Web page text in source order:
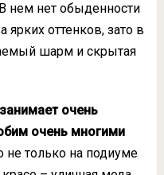
нем нет обыденности
оттенков, зато в
шарм и скрытая
очень
очень многими
не только на подиуме